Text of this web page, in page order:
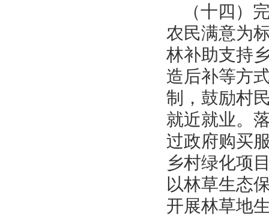
（十四）
农民满意为
林补助支持
造后补等方
制，鼓励村
就近就业。
过政府购买
乡村绿化项
以林草生态
开展林草地